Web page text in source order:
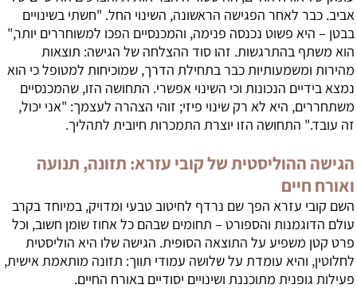
אביב. כבר לאחר הפגישה הראשונה, השינוי החל. "חשתי בשינויים
בבטן – היא פשוט נכנסה פנימה, והמכנסיים הפכו למשוחררים יותר,"
הוא משתף בהתרגשות. זהו סוד ההצלחה של הגישה: תוצאות
מהירות ומשמעותיות כבר בתחילת הדרך, שמוכיחות למטופל כי הוא
נמצא בידיים הנכונות וכי השינוי אפשרי. התחושה הזו, שהמכנסיים
משתחררים, היא לא רק שינוי פיזי; זוהי הצהרה לעצמך: "אני יכול,
זה עובד." התחושה הזו יוצרת התמכרות חיובית לתהליך.
הגישה ההוליסטית של קובי עזרא: תזונה, תנועה
ואורח חיים
השם קובי עזרא הפך שם נרדף לחיטוב טבעי ומדויק, במיוחד בקרב
עולם הדוגמנות והספורט – תחומים שבהם כל אחוז שומן חשוב, וכל
פרט קטן משפיע על התוצאה הסופית. הגישה שלו היא הוליסטית
לחלוטין, והיא עומדת על שלושה עמודי תווך: תזונה מותאמת אישית,
פעילות גופנית מתוכננת ושינויים יסודיים באורח החיים.